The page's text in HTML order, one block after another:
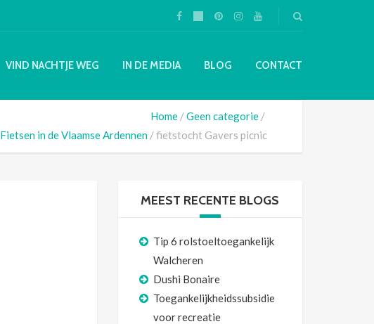
VIND NACHTJE WEG IN DE MEDIA BLOG CONTACT
Home
Geen categorie
Fietsen in de Vlaamse Ardennen
fietstocht Gavers picnic
MEEST RECENTE BLOGS
Tip 6 rolstoeltoegankelijk
Walcheren
Dushi Bonaire
Toegankelijkheidssubsidie
voor recreatie